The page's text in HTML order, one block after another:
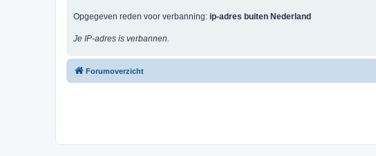
Opgegeven reden voor verbanning: ip-adres buiten Nederland
Je IP-adres is verbannen.
Forumoverzicht